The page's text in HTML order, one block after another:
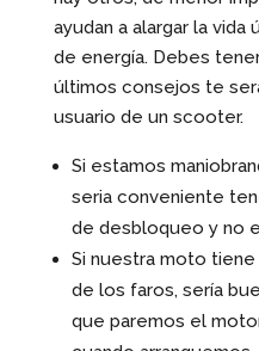
ayudan a alargar la
de energía. Debes
últimos consejos te
usuario de un scooter.
Si estamos
seria conveniente
de desbloqueo y no
Si nuestra moto
de los faros, sería
que paremos el